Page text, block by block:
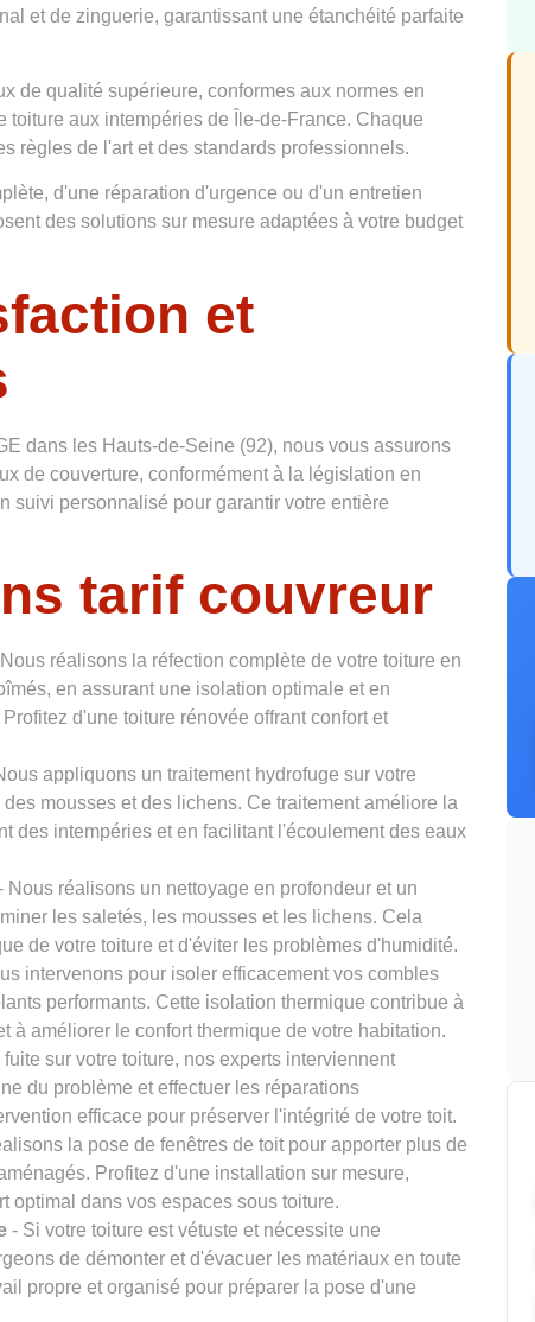
et de zinguerie, garantissant une étanchéité parfaite
de qualité supérieure, conformes aux normes en
toiture aux intempéries de Île-de-France. Chaque
règles de l'art et des standards professionnels.
d'une réparation d'urgence ou d'un entretien
des solutions sur mesure adaptées à votre budget
et
dans les Hauts-de-Seine (92), nous vous assurons
de couverture, conformément à la législation en
suivi personnalisé pour garantir votre entière
tarif couvreur
réalisons la réfection complète de votre toiture en
en assurant une isolation optimale et en
d'une toiture rénovée offrant confort et
appliquons un traitement hydrofuge sur votre
mousses et des lichens. Ce traitement améliore la
des intempéries et en facilitant l'écoulement des eaux
Nous réalisons un nettoyage en profondeur et un
les saletés, les mousses et les lichens. Cela
de votre toiture et d'éviter les problèmes d'humidité.
intervenons pour isoler efficacement vos combles
performants. Cette isolation thermique contribue à
à améliorer le confort thermique de votre habitation.
sur votre toiture, nos experts interviennent
du problème et effectuer les réparations
efficace pour préserver l'intégrité de votre toit.
la pose de fenêtres de toit pour apporter plus de
Profitez d'une installation sur mesure,
optimal dans vos espaces sous toiture.
- Si votre toiture est vétuste et nécessite une
de démonter et d'évacuer les matériaux en toute
propre et organisé pour préparer la pose d'une